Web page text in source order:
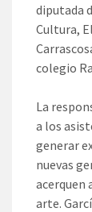
diputada
Cultura,
colegio
La
a los
generar
nuevas
acerquen
arte.